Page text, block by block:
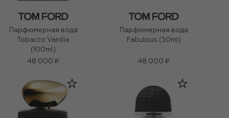
Парфюмерная вода
Tobacco Vanille
(100ml)
48 000 ₽
Парфюмерная вода
Fabulous (50ml)
48 000 ₽